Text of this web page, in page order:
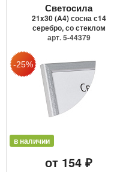
Светосила
21x30 (A4) сосна с14
серебро, со стеклом
арт. 5-44379
в наличии
от 154 ₽